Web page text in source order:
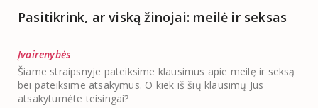
Pasitikrink, ar viską žinojai: meilė ir seksas
Įvairenybės
Šiame straipsnyje pateiksime klausimus apie meilę ir seksą
bei pateiksime atsakymus. O kiek iš šių klausimų Jūs
atsakytumėte teisingai?